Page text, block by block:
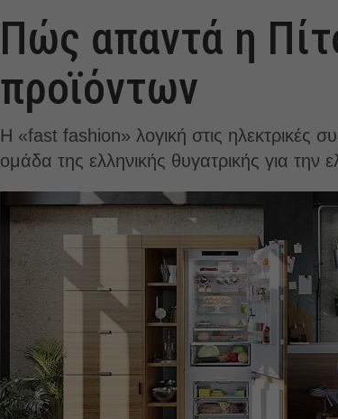
Πώς απαντά η
προϊόντων
Η «fast fashion» λογική στις ηλεκτρικές
ομάδα της ελληνικής θυγατρικής για την